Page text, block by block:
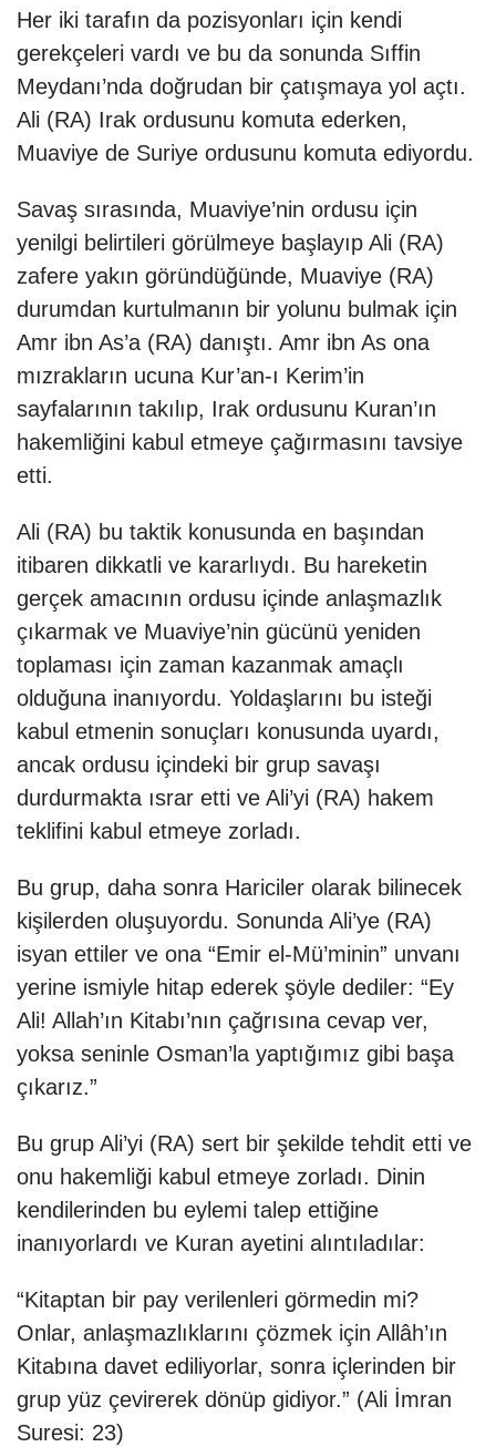
Her iki tarafın da pozisyonları için kendi
gerekçeleri vardı ve bu da sonunda Sıffin
Meydanı’nda doğrudan bir çatışmaya yol açtı.
Ali (RA) Irak ordusunu komuta ederken,
Muaviye de Suriye ordusunu komuta ediyordu.
Savaş sırasında, Muaviye’nin ordusu için
yenilgi belirtileri görülmeye başlayıp Ali (RA)
zafere yakın göründüğünde, Muaviye (RA)
durumdan kurtulmanın bir yolunu bulmak için
Amr ibn As’a (RA) danıştı. Amr ibn As ona
mızrakların ucuna Kur’an-ı Kerim’in
sayfalarının takılıp, Irak ordusunu Kuran’ın
hakemliğini kabul etmeye çağırmasını tavsiye
etti.
Ali (RA) bu taktik konusunda en başından
itibaren dikkatli ve kararlıydı. Bu hareketin
gerçek amacının ordusu içinde anlaşmazlık
çıkarmak ve Muaviye’nin gücünü yeniden
toplaması için zaman kazanmak amaçlı
olduğuna inanıyordu. Yoldaşlarını bu isteği
kabul etmenin sonuçları konusunda uyardı,
ancak ordusu içindeki bir grup savaşı
durdurmakta ısrar etti ve Ali’yi (RA) hakem
teklifini kabul etmeye zorladı.
Bu grup, daha sonra Hariciler olarak bilinecek
kişilerden oluşuyordu. Sonunda Ali’ye (RA)
isyan ettiler ve ona “Emir el-Mü’minin” unvanı
yerine ismiyle hitap ederek şöyle dediler: “Ey
Ali! Allah’ın Kitabı’nın çağrısına cevap ver,
yoksa seninle Osman’la yaptığımız gibi başa
çıkarız.”
Bu grup Ali’yi (RA) sert bir şekilde tehdit etti ve
onu hakemliği kabul etmeye zorladı. Dinin
kendilerinden bu eylemi talep ettiğine
inanıyorlardı ve Kuran ayetini alıntıladılar:
“Kitaptan bir pay verilenleri görmedin mi?
Onlar, anlaşmazlıklarını çözmek için Allâh’ın
Kitabına davet ediliyorlar, sonra içlerinden bir
grup yüz çevirerek dönüp gidiyor.” (Ali İmran
Suresi: 23)